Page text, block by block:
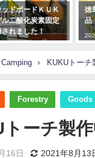
のふるさと納税返礼
KUKU関係）
Camping KUKUトーチ
Forestry Goods
ーチ製作
16日 2021年8月13